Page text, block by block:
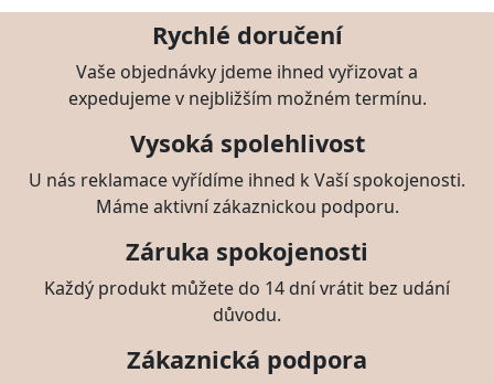
Rychlé doručení
Vaše objednávky jdeme ihned vyřizovat a
expedujeme v nejbližším možném termínu.
Vysoká spolehlivost
U nás reklamace vyřídíme ihned k Vaší spokojenosti.
Máme aktivní zákaznickou podporu.
Záruka spokojenosti
Každý produkt můžete do 14 dní vrátit bez udání
důvodu.
Zákaznická podpora